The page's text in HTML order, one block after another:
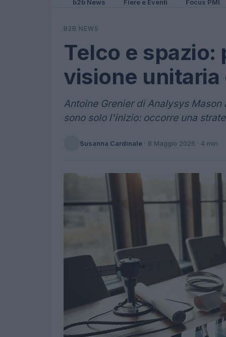
b2b News Fiere e Eventi Focus PMI
B2B NEWS
Telco e spazio:
visione
Antoine Grenier di Analysys
sono solo l'inizio: occorre una
Susanna Cardinale · 8 Maggio 2026 · 4 min